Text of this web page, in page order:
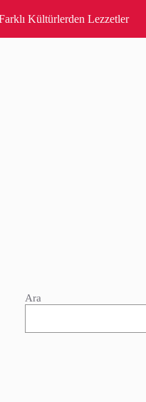
Kültürlerden Lezzetler
Ara